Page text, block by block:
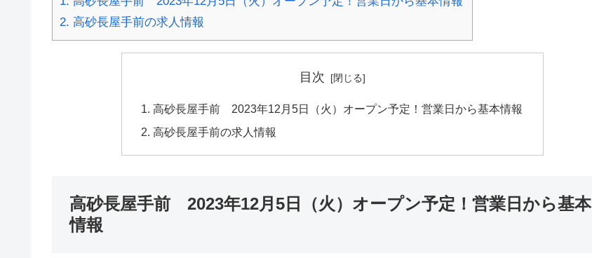
2. 高砂長屋手前の求人情報
目次
高砂長屋手前 2023年12月5日（火）オープン予定！営業日から基本情報
高砂長屋手前の求人情報
高砂長屋手前 2023年12月5日（火）オープン予定！営業日から基本
情報